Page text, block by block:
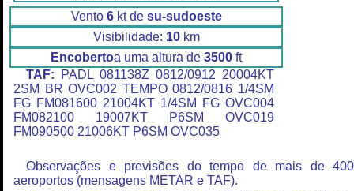
Vento 6kt de su-sudoeste
Visibilidade: 10km
Encobertoa uma altura de 3500 ft
TAF: PADL 081138Z 0812/0912 20004KT
2SM BR OVC002 TEMPO 0812/0816 1/4SM
FG FM081600 21004KT 1/4SM FG OVC004
FM082100 19007KT P6SM OVC019
FM090500 21006KT P6SM OVC035
Observações e previsões do tempo de mais de
aeroportos (mensagens METAR e TAF).